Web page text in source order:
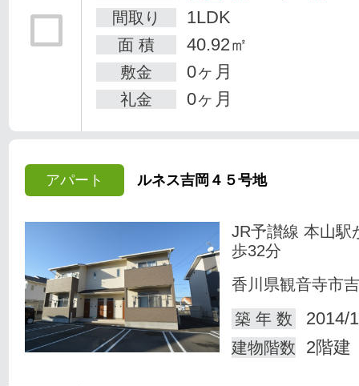
間取り
1LDK
面 積 40.92㎡
敷金 0ヶ月
礼金 0ヶ月
アパート ルネス吉岡４５号地
JR予讃線 本山駅
歩32分
香川県観音寺市
築 年 数
2014/
建物階数 2階建